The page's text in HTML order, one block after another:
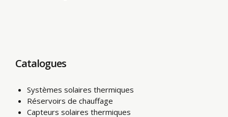
Catalogues
Systèmes solaires thermiques
Réservoirs de chauffage
Capteurs solaires thermiques